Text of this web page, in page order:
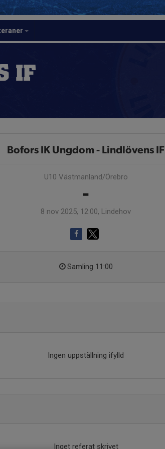
IF
Bofors IK Ungdom - Lindlövens IF
U10 Västmanland/Örebro
-
8 nov 2025, 12:00, Lindehov
Samling 11:00
Ingen uppställning ifylld
Inget referat skrivet